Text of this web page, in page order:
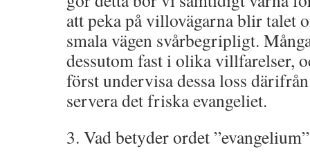
att peka på villovägarna blir talet
smala vägen svårbegripligt.
dessutom fast i olika villfarelser,
först undervisa dessa loss
servera det friska evangeliet.
3. Vad betyder ordet